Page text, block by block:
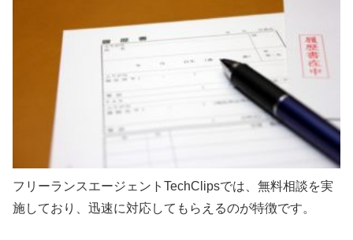
フリーランスエージェントTechClipsでは、無料相談を実
施しており、迅速に対応してもらえるのが特徴です。